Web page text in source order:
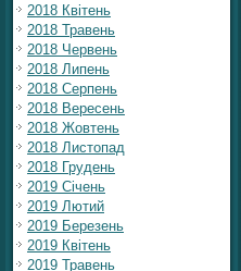
2018 Квітень
2018 Травень
2018 Червень
2018 Липень
2018 Серпень
2018 Вересень
2018 Жовтень
2018 Листопад
2018 Грудень
2019 Січень
2019 Лютий
2019 Березень
2019 Квітень
2019 Травень